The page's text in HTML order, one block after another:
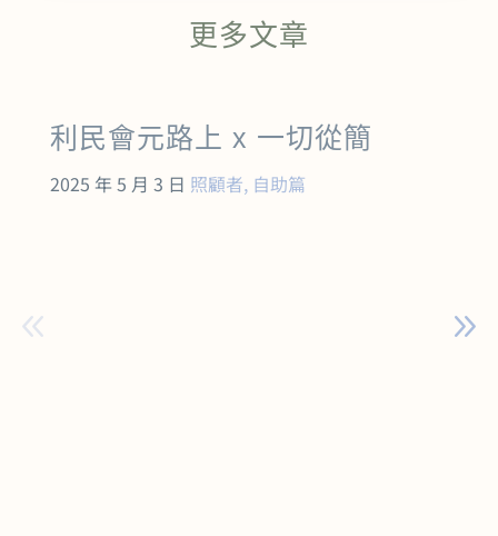
更多文章
利民會元路上 x 一切從簡
2025 年 5 月 3 日 照顧者, 自助篇